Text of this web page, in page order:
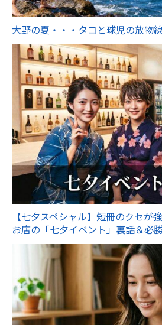
大野の夏・・・タコと球児の放物線
【七夕スペシャル】短冊のクセが
お店の「七夕イベント」裏話＆必